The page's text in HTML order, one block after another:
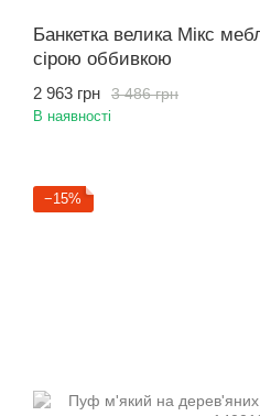
Банкетка велика Мікс
сірою оббивкою
3 486 грн
2 963 грн
В наявності
−15%